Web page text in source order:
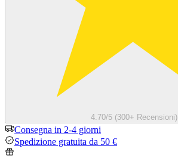
4.70/5 (300+ Recensioni)
Consegna in 2-4 giorni
Spedizione gratuita da 50 €